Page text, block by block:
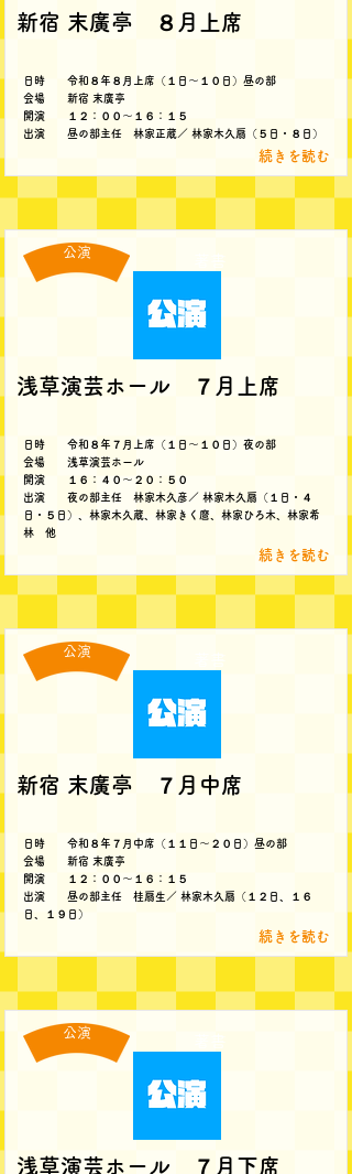
新宿 末廣亭 ８月上席
日時 令和８年８月上席（１日～１０日）昼の部
会場 新宿 末廣亭
開演 １２：００～１６：１５
出演 昼の部主任 林家正蔵／ 林家木久扇（５日・８日）
続きを読む
公演
浅草演芸ホール ７月上席
日時 令和８年７月上席（１日～１０日）夜の部
会場 浅草演芸ホール
開演 １６：４０～２０：５０
出演 夜の部主任 林家木久彦／ 林家木久扇（１日・４
日・５日）、林家木久蔵、林家きく麿、林家ひろ木、林家希
林 他
続きを読む
公演
新宿 末廣亭 ７月中席
日時 令和８年７月中席（１１日～２０日）昼の部
会場 新宿 末廣亭
開演 １２：００～１６：１５
出演 昼の部主任 桂扇生／ 林家木久扇（１２日、１６
日、１９日）
続きを読む
公演
浅草演芸ホール ７月下席